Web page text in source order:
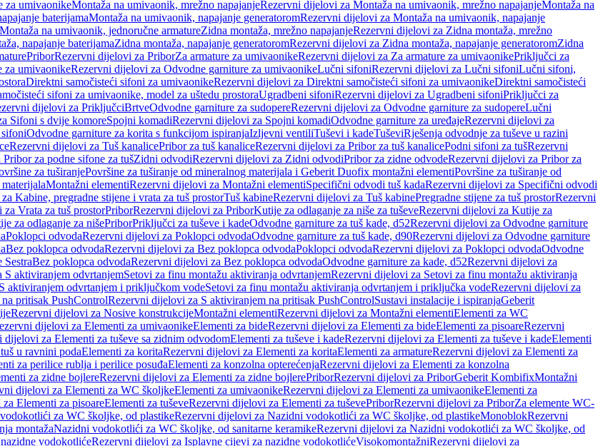
za umivaonikeMontaža na umivaonik, mrežno napajanjeRezervni dijelovi za Montaža na umivaonik, mrežno napajanjeMontaža na
baterijamaMontaža na umivaonik, napajanje generatoromRezervni dijelovi za Montaža na umivaonik, napajanje
na umivaonik, jednoručne armatureZidna montaža, mrežno napajanjeRezervni dijelovi za Zidna montaža, mrežno
napajanje baterijamaZidna montaža, napajanje generatoromRezervni dijelovi za Zidna montaža, napajanje generatoromZidna
PriborRezervni dijelovi za PriborZa armature za umivaonikeRezervni dijelovi za Za armature za umivaonikePriključci za
za umivaonikeRezervni dijelovi za Odvodne garniture za umivaonikeLučni sifoniRezervni dijelovi za Lučni sifoniLučni sifoni,
Direktni samočisteći sifoni za umivaonikeRezervni dijelovi za Direktni samočisteći sifoni za umivaonikeDirektni samočisteći
sifoni za umivaonike, model za uštedu prostoraUgradbeni sifoniRezervni dijelovi za Ugradbeni sifoniPriključci za
dijelovi za PriključciBrtveOdvodne garniture za sudopereRezervni dijelovi za Odvodne garniture za sudopereLučni
Sifoni s dvije komoreSpojni komadiRezervni dijelovi za Spojni komadiOdvodne garniture za uređajeRezervni dijelovi za
Odvodne garniture za korita s funkcijom ispiranjaIzljevni ventiliTuševi i kadeTuševiRješenja odvodnje za tuševe u razini
Rezervni dijelovi za Tuš kanalicePribor za tuš kanaliceRezervni dijelovi za Pribor za tuš kanalicePodni sifoni za tušRezervni
za podne sifone za tušZidni odvodiRezervni dijelovi za Zidni odvodiPribor za zidne odvodeRezervni dijelovi za Pribor za
za tuširanjePovršine za tuširanje od mineralnog materijala i Geberit Duofix montažni elementiPovršine za tuširanje od
Montažni elementiRezervni dijelovi za Montažni elementiSpecifični odvodi tuš kadaRezervni dijelovi za Specifični odvodi
Kabine, pregradne stijene i vrata za tuš prostorTuš kabineRezervni dijelovi za Tuš kabinePregradne stijene za tuš prostorRezervni
Vrata za tuš prostorPriborRezervni dijelovi za PriborKutije za odlaganje za niše za tuševeRezervni dijelovi za Kutije za
za odlaganje za nišePriborPriključci za tuševe i kadeOdvodne garniture za tuš kade, d52Rezervni dijelovi za Odvodne garniture
Poklopci odvodaRezervni dijelovi za Poklopci odvodaOdvodne garniture za tuš kade, d90Rezervni dijelovi za Odvodne garniture
Bez poklopca odvodaRezervni dijelovi za Bez poklopca odvodaPoklopci odvodaRezervni dijelovi za Poklopci odvodaOdvodne
Bez poklopca odvodaRezervni dijelovi za Bez poklopca odvodaOdvodne garniture za kade, d52Rezervni dijelovi za
S aktiviranjem odvrtanjemSetovi za finu montažu aktiviranja odvrtanjemRezervni dijelovi za Setovi za finu montažu aktiviranja
aktiviranjem odvrtanjem i priključkom vodeSetovi za finu montažu aktiviranja odvrtanjem i priključka vodeRezervni dijelovi za
pritisak PushControlRezervni dijelovi za S aktiviranjem na pritisak PushControlSustavi instalacije i ispiranjaGeberit
Rezervni dijelovi za Nosive konstrukcijeMontažni elementiRezervni dijelovi za Montažni elementiElementi za WC
dijelovi za Elementi za umivaonikeElementi za bideRezervni dijelovi za Elementi za bideElementi za pisoareRezervni
dijelovi za Elementi za tuševe sa zidnim odvodomElementi za tuševe i kadeRezervni dijelovi za Elementi za tuševe i kadeElementi
u ravnini podaElementi za koritaRezervni dijelovi za Elementi za koritaElementi za armatureRezervni dijelovi za Elementi za
za perilice rublja i perilice posuđaElementi za konzolna opterećenjaRezervni dijelovi za Elementi za konzolna
za zidne bojlereRezervni dijelovi za Elementi za zidne bojlerePriborRezervni dijelovi za PriborGeberit KombifixMontažni
dijelovi za Elementi za WC školjkeElementi za umivaonikeRezervni dijelovi za Elementi za umivaonikeElementi za
Elementi za pisoareElementi za tuševeRezervni dijelovi za Elementi za tuševePriborRezervni dijelovi za PriborZa elemente WC-
za WC školjke, od plastikeRezervni dijelovi za Nazidni vodokotlići za WC školjke, od plastikeMonoblokRezervni
montažaNazidni vodokotlići za WC školjke, od sanitarne keramikeRezervni dijelovi za Nazidni vodokotlići za WC školjke, od
vodokotlićeRezervni dijelovi za Isplavne cijevi za nazidne vodokotlićeVisokomontažniRezervni dijelovi za